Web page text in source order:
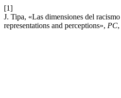
[1]
J. Tipa, «Las dimensiones del
representations and perceptions», PC